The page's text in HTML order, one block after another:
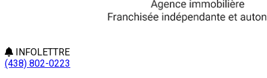
INFOLETTRE
(438) 802-0223